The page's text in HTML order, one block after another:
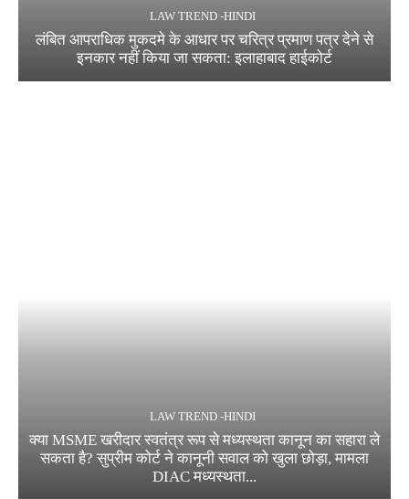
LAW TREND -HINDI
लंबित आपराधिक मुकदमे के आधार पर चरित्र प्रमाण पत्र देने से
इनकार नहीं किया जा सकता: इलाहाबाद हाईकोर्ट
LAW TREND -HINDI
क्या MSME खरीदार स्वतंत्र रूप से मध्यस्थता कानून का सहारा ले
सकता है? सुप्रीम कोर्ट ने कानूनी सवाल को खुला छोड़ा, मामला
DIAC मध्यस्थता...